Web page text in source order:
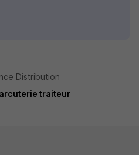
Distribution
traiteur